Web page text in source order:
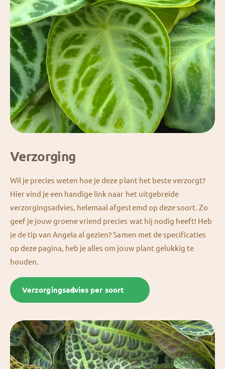
Verzorging
Wil je precies weten hoe je deze plant het beste verzorgt?
Hier vind je een handige link naar het uitgebreide
verzorgingsadvies, helemaal afgestemd op deze soort. Zo
geef je jouw groene vriend precies wat hij nodig heeft! Heb
je de tip van Angela al gezien? Samen met de specificaties
op deze pagina, heb je alles om jouw plant gelukkig te
houden.
Verzorgingsadvies per soort